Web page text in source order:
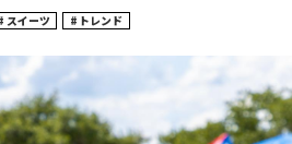
スイーツ トレンド